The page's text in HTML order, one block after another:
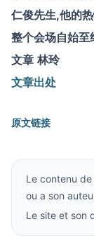
仁俊先生,他的
整个会场自始至
文章 林玲
文章出处
原文链接
Le contenu
ou a son
Le site et son